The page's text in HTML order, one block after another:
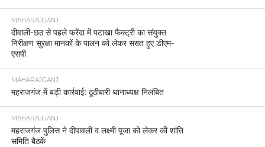
MAHARAJGANJ
दीवाली-छठ से पहले फरेंदा में पटाखा फैक्ट्री का संयुक्त
निरीक्षण सुरक्षा मानकों के पालन को लेकर सख्त हुए डीएम-
एसपी
MAHARAJGANJ
महराजगंज में बड़ी कार्रवाई: ठूठीबारी थानाध्यक्ष निलंबित
MAHARAJGANJ
महराजगंज पुलिस ने दीपावली व लक्ष्मी पूजा को लेकर की शांति
समिति बैठकें